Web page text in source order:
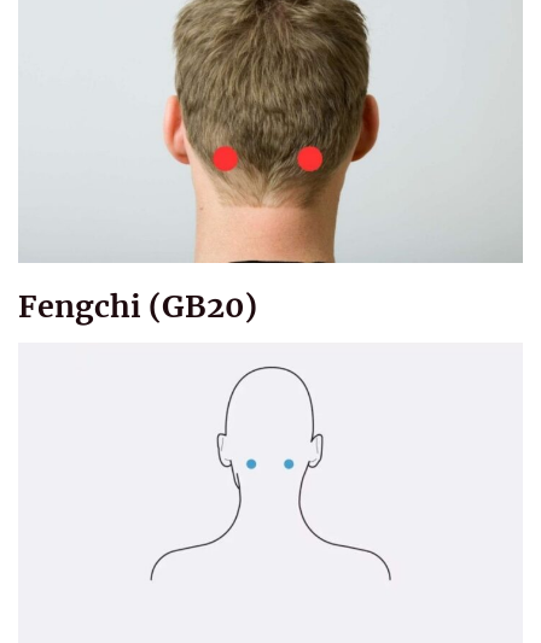
Fengchi (GB20)